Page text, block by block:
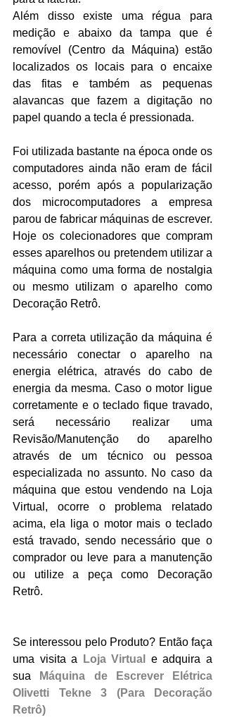
Além disso existe uma régua para
medição e abaixo da tampa que é
removível (Centro da Máquina) estão
localizados os locais para o encaixe
das fitas e também as pequenas
alavancas que fazem a digitação no
papel quando a tecla é pressionada.
Foi utilizada bastante na época onde os
computadores ainda não eram de fácil
acesso, porém após a popularização
dos microcomputadores a empresa
parou de fabricar máquinas de escrever.
Hoje os colecionadores que compram
esses aparelhos ou pretendem utilizar a
máquina como uma forma de nostalgia
ou mesmo utilizam o aparelho como
Decoração Retrô.
Para a correta utilização da máquina é
necessário conectar o aparelho na
energia elétrica, através do cabo de
energia da mesma. Caso o motor ligue
corretamente e o teclado fique travado,
será necessário realizar uma
Revisão/Manutenção do aparelho
através de um técnico ou pessoa
especializada no assunto. No caso da
máquina que estou vendendo na Loja
Virtual, ocorre o problema relatado
acima, ela liga o motor mais o teclado
está travado, sendo necessário que o
comprador ou leve para a manutenção
ou utilize a peça como Decoração
Retrô.
Se interessou pelo Produto? Então faça
uma visita a
Loja Virtual
e adquira a
sua
Máquina de Escrever Elétrica
Olivetti Tekne 3 (Para Decoração
Retrô)